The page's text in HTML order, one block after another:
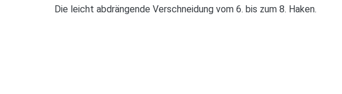
Die leicht abdrängende Verschneidung vom 6. bis zum 8. Haken.